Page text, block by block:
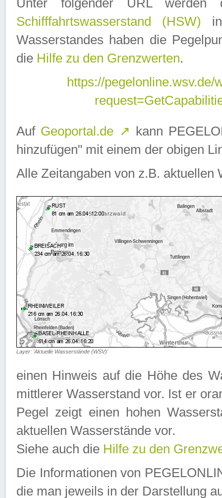
Unter folgender URL
Schifffahrtswasserstand (HSW)
Wasserstandes haben die
die Hilfe zu den Grenzwerten.
https://
Auf Geoportal.de ↗ kann
hinzufügen" mit einem der obigen
Alle Zeitangaben von z.B. aktuellen
Layer: 'Aktuelle Wasserstände (WSV)'
einen Hinweis auf die Höhe des
mittlerer Wasserstand vor. Ist er
Pegel zeigt einen hohen
aktuellen Wasserstände vor.
Siehe auch die Hilfe zu den
Die Informationen von
die man jeweils in der Darstellung